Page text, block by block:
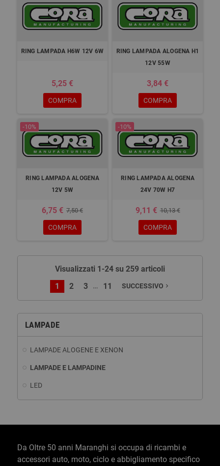
LAMPADE
LAMPADE ALOGENE E XENON
LAMPADE E LAMPADINE
LED
RING LAMPADA H6W 12V 6W
5,25 €
COMPRA
RING LAMPADA ALOGENA H1
12V 55W
3,84 €
COMPRA
-10%
RING LAMPADA ALOGENA
12V 5W
6,75 € 7,50 €
COMPRA
-10%
RING LAMPADA ALOGENA
24V 70W H7
9,11 € 10,13 €
COMPRA
Visualizzati 1-24 su 259 articoli
1
2 3 … 11 SUCCESSIVO navigate_next
Da Oltre 50 anni Maranghi si occupa di ricambi e
accessori auto, moto, ciclo e abbigliamento specifico